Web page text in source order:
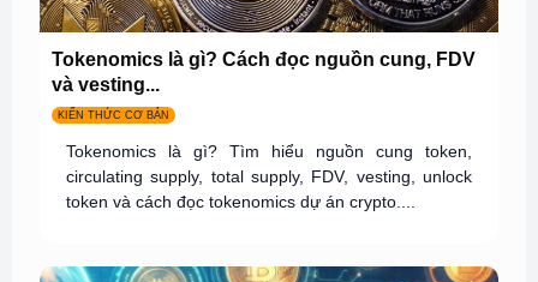
Tokenomics là gì? Cách đọc nguồn cung, FDV
và vesting...
KIẾN THỨC CƠ BẢN
Tokenomics là gì? Tìm hiểu nguồn cung token,
circulating supply, total supply, FDV, vesting, unlock
token và cách đọc tokenomics dự án crypto....